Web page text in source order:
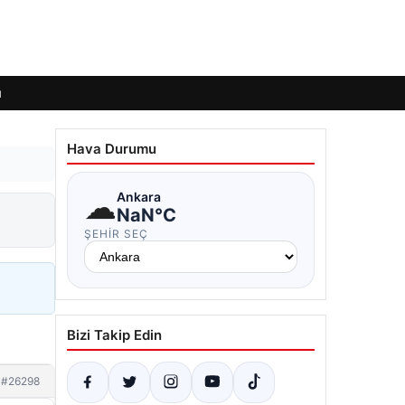
#26298
Hava Durumu
☁Ankara
NaN°C
ŞEHIR SEÇ
Bizi Takip Edin